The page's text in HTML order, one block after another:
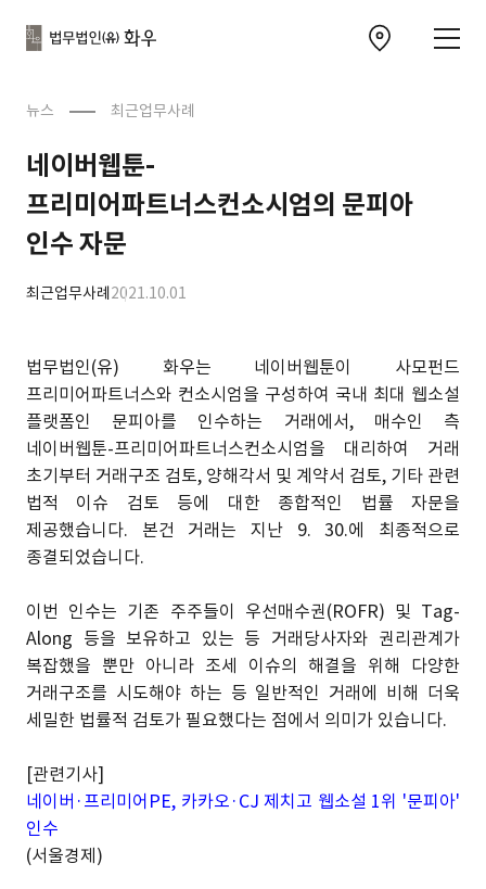
뉴스 최근업무사례
네이버웹툰-
프리미어파트너스컨소시엄의 문피아
인수 자문
최근업무사례2021.10.01
법무법인(유) 화우는 네이버웹툰이 사모펀드
프리미어파트너스와 컨소시엄을 구성하여 국내 최대 웹소설
플랫폼인 문피아를 인수하는 거래에서, 매수인 측
네이버웹툰-프리미어파트너스컨소시엄을 대리하여 거래
초기부터 거래구조 검토, 양해각서 및 계약서 검토, 기타 관련
법적 이슈 검토 등에 대한 종합적인 법률 자문을
제공했습니다. 본건 거래는 지난 9. 30.에 최종적으로
종결되었습니다.
이번 인수는 기존 주주들이 우선매수권(ROFR) 및 Tag-
Along 등을 보유하고 있는 등 거래당사자와 권리관계가
복잡했을 뿐만 아니라 조세 이슈의 해결을 위해 다양한
거래구조를 시도해야 하는 등 일반적인 거래에 비해 더욱
세밀한 법률적 검토가 필요했다는 점에서 의미가 있습니다.
[관련기사]
네이버·프리미어PE, 카카오·CJ 제치고 웹소설 1위 '문피아'
인수
(서울경제)